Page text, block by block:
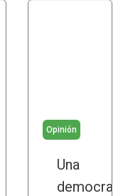
Opinión
Una